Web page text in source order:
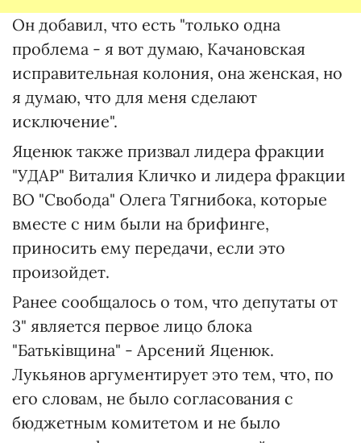
Он добавил, что есть "только одна
проблема - я вот думаю, Качановская
исправительная колония, она женская, но
я думаю, что для меня сделают
исключение".
Яценюк также призвал лидера фракции
"УДАР" Виталия Кличко и лидера фракции
ВО "Свобода" Олега Тягнибока, которые
вместе с ним были на брифинге,
приносить ему передачи, если это
произойдет.
Ранее сообщалось о том, что депутаты от
3" является первое лицо блока
"Батьківщина" - Арсений Яценюк.
Лукьянов аргументирует это тем, что, по
его словам, не было согласования с
бюджетным комитетом и не было